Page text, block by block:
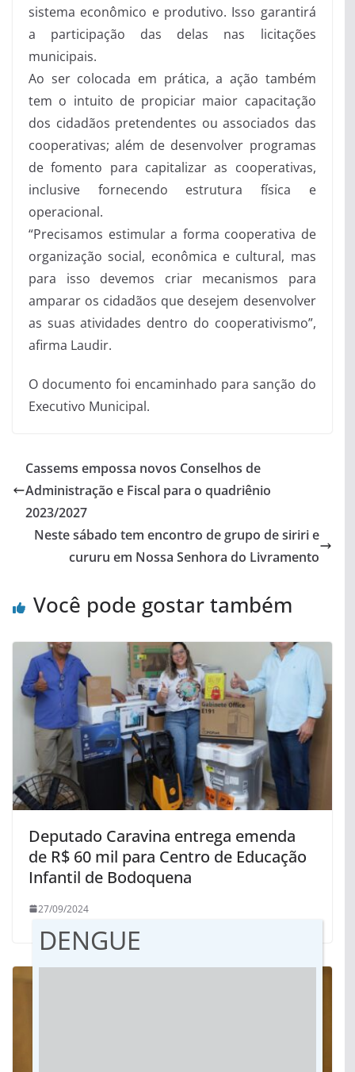
sistema econômico e produtivo. Isso garantirá
a participação das delas nas licitações
municipais.
Ao ser colocada em prática, a ação também
tem o intuito de propiciar maior capacitação
dos cidadãos pretendentes ou associados das
cooperativas; além de desenvolver programas
de fomento para capitalizar as cooperativas,
inclusive fornecendo estrutura física e
operacional.
“Precisamos estimular a forma cooperativa de
organização social, econômica e cultural, mas
para isso devemos criar mecanismos para
amparar os cidadãos que desejem desenvolver
as suas atividades dentro do cooperativismo”,
afirma Laudir.
O documento foi encaminhado para sanção do
Executivo Municipal.
Cassems empossa novos Conselhos de
Administração e Fiscal para o quadriênio
2023/2027
Neste sábado tem encontro de grupo de siriri e
cururu em Nossa Senhora do Livramento
Você pode gostar também
Deputado Caravina entrega emenda
de R$ 60 mil para Centro de Educação
Infantil de Bodoquena
27/09/2024
DENGUE